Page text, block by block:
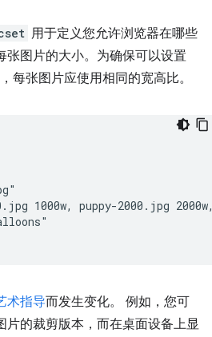
用于定义您允许浏览器在哪些
张图片的大小。为确保可以设置
每张图片应使用相同的宽高比。
1000w, puppy-2000.jpg
术指导而发生变化。 例如，您可
片的裁剪版本，而在桌面设备上显